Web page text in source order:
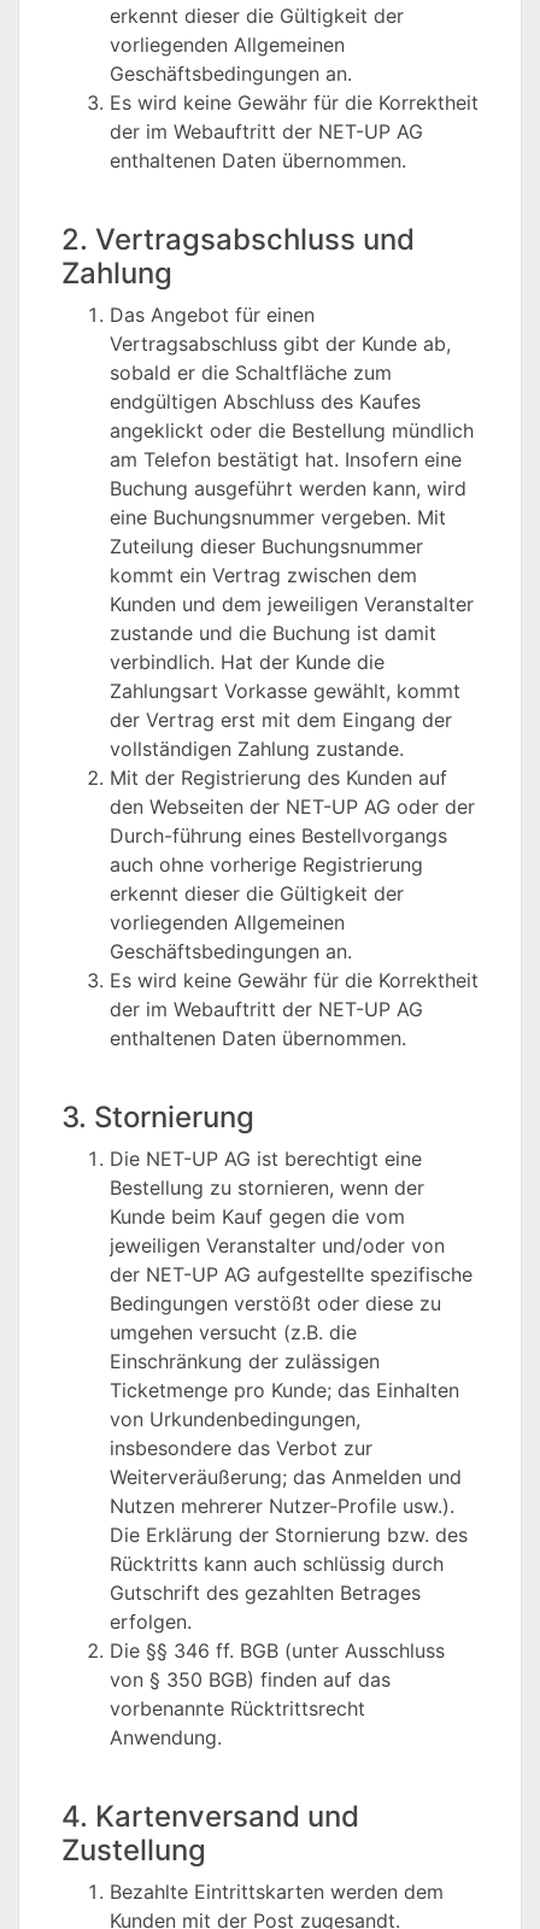
erkennt dieser die Gültigkeit der
vorliegenden Allgemeinen
Geschäftsbedingungen an.
Es wird keine Gewähr für die Korrektheit
der im Webauftritt der NET-UP AG
enthaltenen Daten übernommen.
2. Vertragsabschluss und
Zahlung
Das Angebot für einen
Vertragsabschluss gibt der Kunde ab,
sobald er die Schaltfläche zum
endgültigen Abschluss des Kaufes
angeklickt oder die Bestellung mündlich
am Telefon bestätigt hat. Insofern eine
Buchung ausgeführt werden kann, wird
eine Buchungsnummer vergeben. Mit
Zuteilung dieser Buchungsnummer
kommt ein Vertrag zwischen dem
Kunden und dem jeweiligen Veranstalter
zustande und die Buchung ist damit
verbindlich. Hat der Kunde die
Zahlungsart Vorkasse gewählt, kommt
der Vertrag erst mit dem Eingang der
vollständigen Zahlung zustande.
Mit der Registrierung des Kunden auf
den Webseiten der NET-UP AG oder der
Durch-führung eines Bestellvorgangs
auch ohne vorherige Registrierung
erkennt dieser die Gültigkeit der
vorliegenden Allgemeinen
Geschäftsbedingungen an.
Es wird keine Gewähr für die Korrektheit
der im Webauftritt der NET-UP AG
enthaltenen Daten übernommen.
3. Stornierung
Die NET-UP AG ist berechtigt eine
Bestellung zu stornieren, wenn der
Kunde beim Kauf gegen die vom
jeweiligen Veranstalter und/oder von
der NET-UP AG aufgestellte spezifische
Bedingungen verstößt oder diese zu
umgehen versucht (z.B. die
Einschränkung der zulässigen
Ticketmenge pro Kunde; das Einhalten
von Urkundenbedingungen,
insbesondere das Verbot zur
Weiterveräußerung; das Anmelden und
Nutzen mehrerer Nutzer-Profile usw.).
Die Erklärung der Stornierung bzw. des
Rücktritts kann auch schlüssig durch
Gutschrift des gezahlten Betrages
erfolgen.
Die §§ 346 ff. BGB (unter Ausschluss
von § 350 BGB) finden auf das
vorbenannte Rücktrittsrecht
Anwendung.
4. Kartenversand und
Zustellung
Bezahlte Eintrittskarten werden dem
Kunden mit der Post zugesandt.